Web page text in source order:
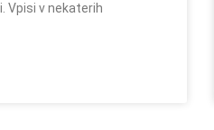
Vpisi v nekaterih